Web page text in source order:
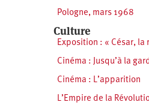
Pologne, mars 1968
Culture
Exposition : « César, la
Cinéma : Jusqu’à la
Cinéma : L’apparition
L’Empire de la